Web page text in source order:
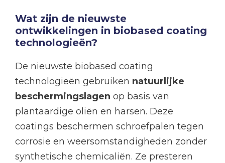
Wat zijn de nieuwste
ontwikkelingen in biobased coating
technologieën?
De nieuwste biobased coating
technologieën gebruiken natuurlijke
beschermingslagen op basis van
plantaardige oliën en harsen. Deze
coatings beschermen schroefpalen tegen
corrosie en weersomstandigheden zonder
synthetische chemicaliën. Ze presteren